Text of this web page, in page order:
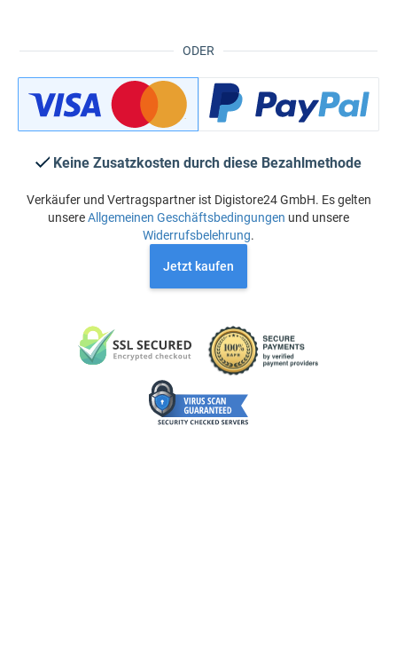
ODER
Keine Zusatzkosten durch diese Bezahlmethode
Verkäufer und Vertragspartner ist Digistore24 GmbH. Es gelten
unsereAllgemeinen Geschäftsbedingungen und unsere
Widerrufsbelehrung.
Jetzt kaufen